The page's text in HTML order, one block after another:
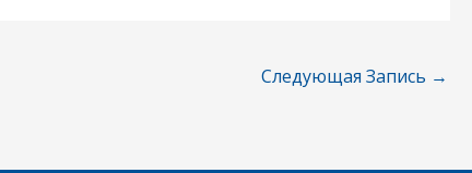
Следующая Запись →